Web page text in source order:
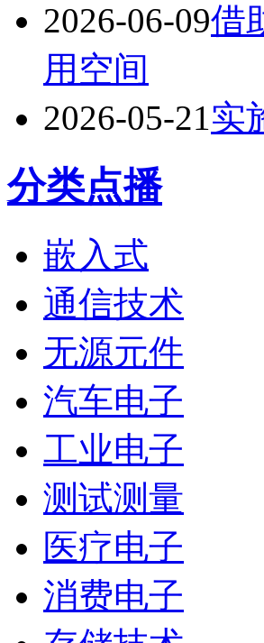
2026-06-09借
用空间
2026-05-21实
分类点播
嵌入式
通信技术
无源元件
汽车电子
工业电子
测试测量
医疗电子
消费电子